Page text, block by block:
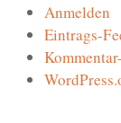
Anmelden
Eintrags-